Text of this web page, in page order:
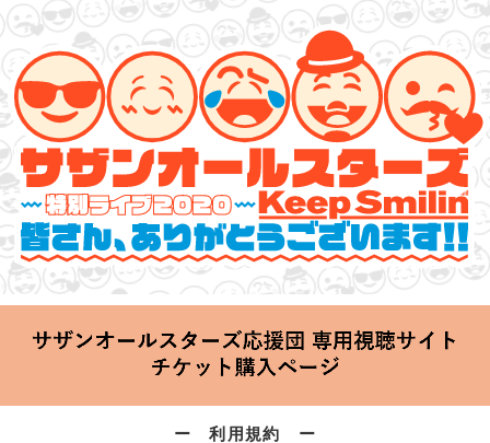
サザンオールスターズ 特別ライブ 2020
2020.06.25 Thu 20:00 Start at 横浜アリーナ
ー 利用規約 ー